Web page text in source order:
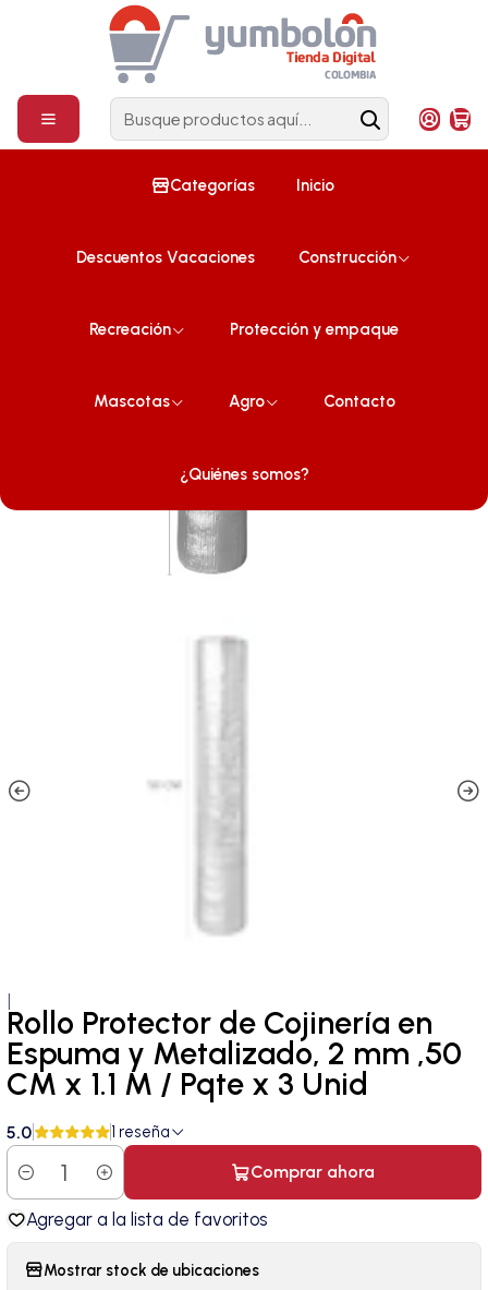
Categorías Inicio
Descuentos Vacaciones Construcción
Recreación Protección y empaque
Mascotas Agro Contacto
¿Quiénes somos?
Construcción ¡Compra ahora!
Recreación
Rollo Protector de Cojinería en Espuma y Metalizado, 2 mm ,50
CM x 1.1 M / Pqte x 3 Unid
Rollo Protector de Cojinería en
Espuma y Metalizado, 2 mm ,50
CM x 1.1 M / Pqte x 3 Unid
5.0 1 reseña
Cantidad
Comprar ahora
Agregar a la lista de favoritos
Mostrar stock de ubicaciones